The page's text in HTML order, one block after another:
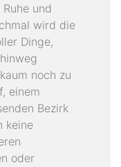
und
wird die
Dinge,
noch zu
einem
Bezirk
keine
oder